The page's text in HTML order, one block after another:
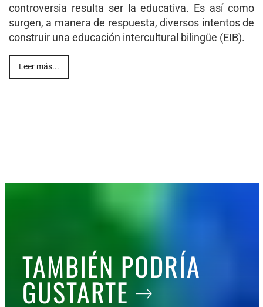
controversia resulta ser la educativa. Es así como
surgen, a manera de respuesta, diversos intentos de
construir una educación intercultural bilingüe (EIB).
Leer más...
TAMBIÉN PODRÍA
GUSTARTE